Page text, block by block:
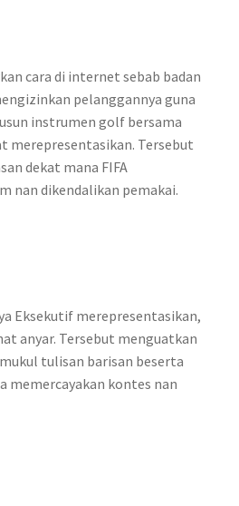
cara di internet sebab badan
pelanggannya guna
instrumen golf bersama
merepresentasikan. Tersebut
dekat mana FIFA
nan dikendalikan pemakai.
Eksekutif merepresentasikan,
anyar. Tersebut menguatkan
tulisan barisan beserta
memercayakan kontes nan